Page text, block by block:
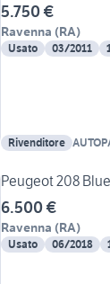
5.750 €
Ravenna (RA)
Usato 03/2011
Rivenditore
Peugeot 208
6.500 €
Ravenna (RA)
Usato 06/2018